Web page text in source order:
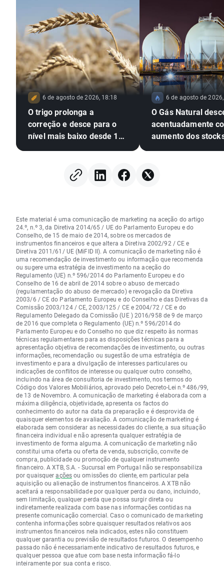
6 de agosto de 2026, 18:18
O trigo prolonga a
correção e desce para o
nível mais baixo desde 10
6 de agosto de
O Gás Natural
acentuadamente
aumento dos
Este material é uma comunicação de marketing na aceção do artigo
24.º, n.º 3, da Diretiva 2014/65 / UE do Parlamento Europeu e do
Conselho, de 15 de maio de 2014, sobre os mercados de
instrumentos financeiros e que altera a Diretiva 2002/92 / CE e
Diretiva 2011/61/ UE (MiFID II). A comunicação de marketing não é
uma recomendação de investimento ou informação que recomenda
ou sugere uma estratégia de investimento na aceção do
Regulamento (UE) n.º 596/2014 do Parlamento Europeu e do
Conselho de 16 de abril de 2014 sobre o abuso de mercado
(regulamentação do abuso de mercado) e revogação da Diretiva
2003/6 / CE do Parlamento Europeu e do Conselho e das Diretivas da
Comissão 2003/124 / CE, 2003/125 / CE e 2004/72 / CE e do
Regulamento Delegado da Comissão (UE ) 2016/958 de 9 de março
de 2016 que completa o Regulamento (UE) n.º 596/2014 do
Parlamento Europeu e do Conselho no que diz respeito às normas
técnicas regulamentares para as disposições técnicas para a
apresentação objetiva de recomendações de investimento, ou outras
informações, recomendação ou sugestão de uma estratégia de
investimento e para a divulgação de interesses particulares ou
indicações de conflitos de interesse ou qualquer outro conselho,
incluindo na área de consultoria de investimento, nos termos do
Código dos Valores Mobiliários, aprovado pelo Decreto-Lei n.º 486/99,
de 13 de Novembro. A comunicação de marketing é elaborada com a
máxima diligência, objetividade, apresenta os factos do
conhecimento do autor na data da preparação e é desprovida de
quaisquer elementos de avaliação. A comunicação de marketing é
elaborada sem considerar as necessidades do cliente, a sua situação
financeira individual e não apresenta qualquer estratégia de
investimento de forma alguma. A comunicação de marketing não
constitui uma oferta ou oferta de venda, subscrição, convite de
compra, publicidade ou promoção de qualquer instrumento
financeiro. A XTB, S.A. - Sucursal em Portugal não se responsabiliza
por quaisqueraçõesou omissões do cliente, em particular pela
aquisição ou alienação de instrumentos financeiros. A XTB não
aceitará a responsabilidade por qualquer perda ou dano, incluindo,
sem limitação, qualquer perda que possa surgir direta ou
indiretamente realizada com base nas informações contidas na
presente comunicação comercial. Caso o comunicado de marketing
contenha informações sobre quaisquer resultados relativos aos
instrumentos financeiros nela indicados, estes não constituem
qualquer garantia ou previsão de resultados futuros. O desempenho
passado não é necessariamente indicativo de resultados futuros, e
qualquer pessoa que atue com base nesta informação fá-lo
inteiramente por sua conta e risco.